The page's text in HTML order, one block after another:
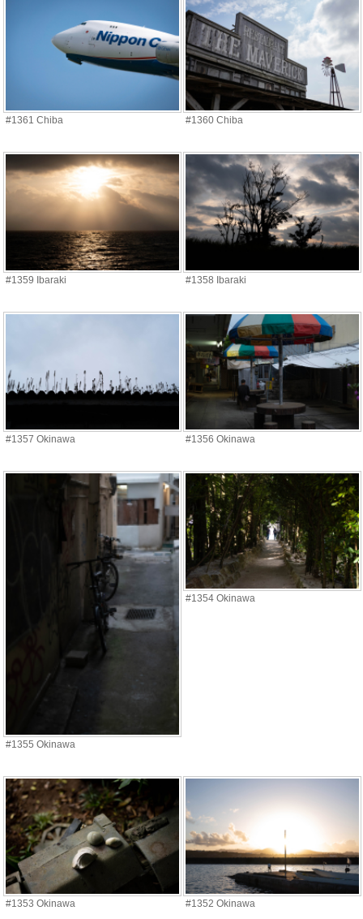
#1361 Chiba #1360 Chiba
#1359 Ibaraki #1358 Ibaraki
#1357 Okinawa #1356 Okinawa
#1355 Okinawa
#1354 Okinawa
#1353 Okinawa #1352 Okinawa